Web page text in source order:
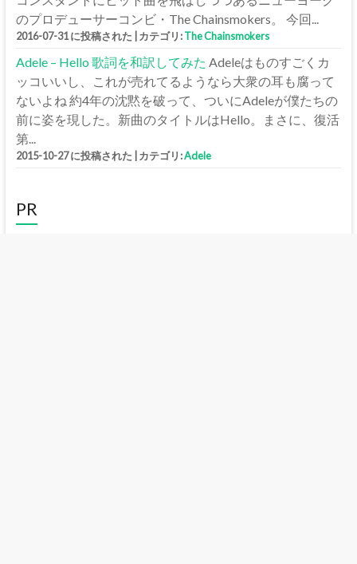
のプロデューサーコンビ・The Chainsmokers。 今回...
2016-07-31 に投稿された カテゴリ:The Chainsmokers
Adele – Hello 歌詞を和訳してみた Adeleはものすごくカ
ッコいいし、これが売れてるようなら大衆の耳も腐って
ないよね 約4年の沈黙を破って、ついにAdeleが僕たちの
前に姿を現した。新曲のタイトルはHello。まさに、復活
第...
2015-10-27 に投稿された カテゴリ:Adele
PR